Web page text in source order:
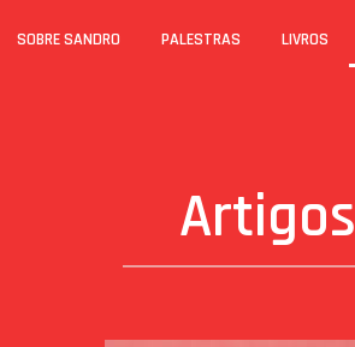
SOBRE SANDRO PALESTRAS LIVROS
Artigos